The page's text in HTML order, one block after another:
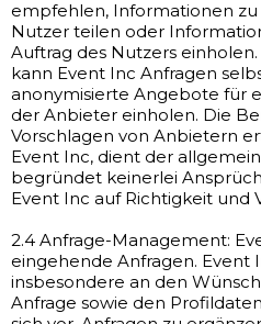
empfehlen, Informationen
Nutzer teilen oder
Auftrag des Nutzers
kann Event Inc Anfragen
anonymisierte Angebote für
der Anbieter einholen. Die
Vorschlagen von Anbietern
Event Inc, dient der
begründet keinerlei
Event Inc auf Richtigkeit und
2.4 Anfrage-Management:
eingehende Anfragen. Event
insbesondere an den
Anfrage sowie den